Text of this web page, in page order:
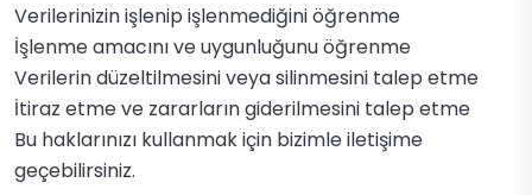
Verilerinizin işlenip işlenmediğini öğrenme
İşlenme amacını ve uygunluğunu öğrenme
Verilerin düzeltilmesini veya silinmesini talep etme
İtiraz etme ve zararların giderilmesini talep etme
Bu haklarınızı kullanmak için bizimle iletişime
geçebilirsiniz.